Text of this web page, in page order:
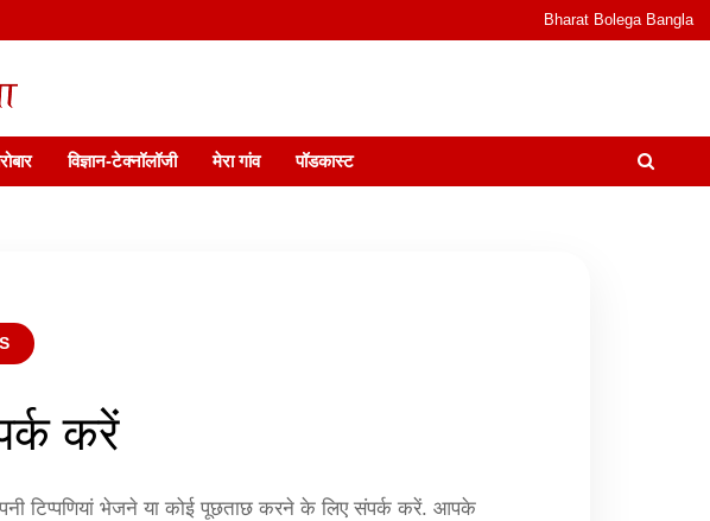
Bharat Bolega Bangla
Info, Trends & Podcast I जानकारी भी समझदारी भी और पॉडकास्ट
विज्ञान-टेक्नॉलॉजी मेरा गांव पॉडकास्ट
करें
टिप्पणियां भेजने या कोई पूछताछ करने के लिए संपर्क करें. आपके